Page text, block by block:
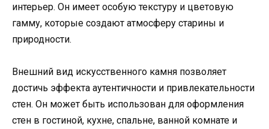
интерьер. Он имеет особую текстуру и цветовую
гамму, которые создают атмосферу старины и
природности.
Внешний вид искусственного камня позволяет
достичь эффекта аутентичности и привлекательности
стен. Он может быть использован для оформления
стен в гостиной, кухне, спальне, ванной комнате и